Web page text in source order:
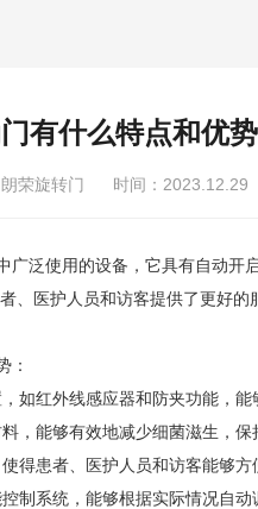
有什么特点和优
朗荣旋转门 时间：
使用的设备，它具有自动开
、医护人员和访客提供了更好的
：
红外线感应器和防夹功能，能
能够有效地减少细菌滋生，保
患者、医护人员和访客能够方
系统，能够根据实际情况自动